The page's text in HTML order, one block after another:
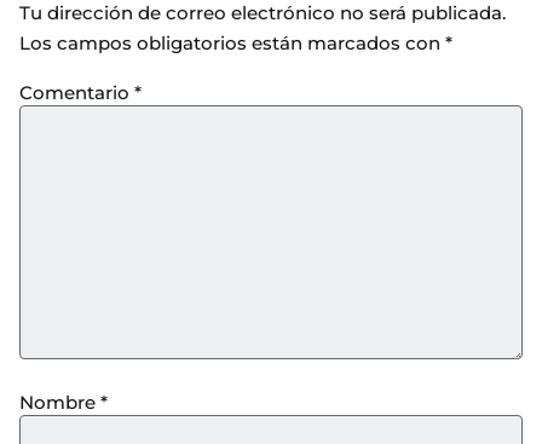
Tu dirección de correo electrónico no será publicada.
Los campos obligatorios están marcados con *
Comentario *
Nombre *